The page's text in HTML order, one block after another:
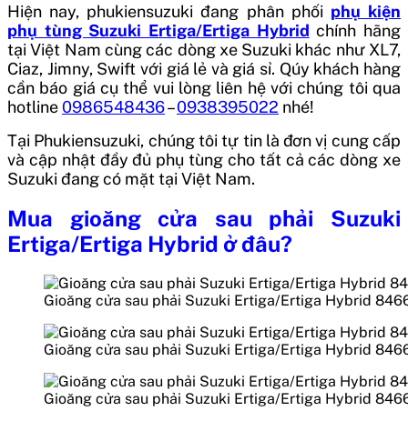
Hiện nay, phukiensuzuki đang phân phối phụ kiện
phụ tùng Suzuki Ertiga/Ertiga Hybrid chính hãng
tại Việt Nam cùng các dòng xe Suzuki khác như XL7,
Ciaz, Jimny, Swift với giá lẻ và giá sỉ. Qúy khách hàng
cần báo giá cụ thể vui lòng liên hệ với chúng tôi qua
hotline0986548436–0938395022 nhé!
Tại Phukiensuzuki, chúng tôi tự tin là đơn vị cung cấp
và cập nhật đầy đủ phụ tùng cho tất cả các dòng xe
Suzuki đang có mặt tại Việt Nam.
Mua gioăng cửa sau phải Suzuki
Ertiga/Ertiga Hybrid ở đâu?
Gioăng cửa sau phải Suzuki Ertiga/Ertiga Hybrid
Gioăng cửa sau phải Suzuki Ertiga/Ertiga Hybrid
Gioăng cửa sau phải Suzuki Ertiga/Ertiga Hybrid